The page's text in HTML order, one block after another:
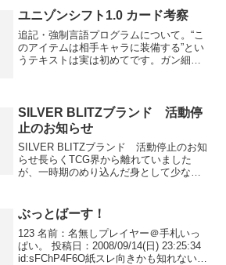
ユニゾンシフト1.0 カード考察
追記・強制言語プログラムについて。“こ
のアイテムは相手キャラに装備する”とい
うテキストは実は初めてです。ガン細胞
って張ったあ...
SILVER BLITZブランド 活動停
止のお知らせ
SILVER BLITZブランド 活動停止のお知
らせ長らくTCG界から離れていました
が、一時期のめり込んだ身として少なか
け参加出来るコミュニケーションツール
が流行ってい...
ぶっとばーす！
123 名前：名無しプレイヤー＠手札いっ
ぱい。 投稿日：2008/09/14(日) 23:25:34
id:sFChP4F6O紙スレ向きかも知れない